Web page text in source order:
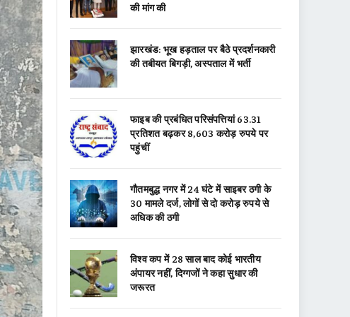
की मांग की
झारखंड: भूख हड़ताल पर बैठे प्रदर्शनकारी
की तबीयत बिगड़ी, अस्पताल में भर्ती
फाइब की प्रबंधित परिसंपत्तियां 63.31
प्रतिशत बढ़कर 8,603 करोड़ रुपये पर
पहुंचीं
गौतमबुद्ध नगर में 24 घंटे में साइबर ठगी के
30 मामले दर्ज, लोगों से दो करोड़ रुपये से
अधिक की ठगी
विश्व कप में 28 साल बाद कोई भारतीय
अंपायर नहीं, दिग्गजों ने कहा सुधार की
जरूरत